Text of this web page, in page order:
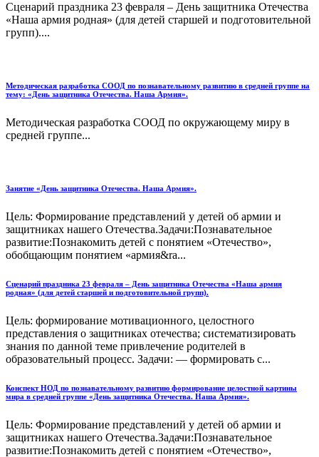
Сценарий праздника 23 февраля – День защитника Отечества
«Наша армия родная» (для детей старшей и подготовительной
групп)....
Методическая разработка СООД по познавательному развитию в средней группе на
тему: «День защитника Отечества. Наша Армия».
Методическая разработка СООД по окружающему миру в
средней группе...
Занятие «День защитника Отечества. Наша Армия».
Цель: Формирование представлений у детей об армии и
защитниках нашего Отечества.Задачи:Познавательное
развитие:Познакомить детей с понятием «Отечество»,
обобщающим понятием «армия&ra...
Сценарий праздника 23 февраля – День защитника Отечества «Наша армия
родная» (для детей старшей и подготовительной групп).
Цель: формирование мотивационного, целостного
представления о защитниках отечества; систематизировать
знания по данной теме привлечение родителей в
образовательный процесс. Задачи: — формировать с...
Конспект НОД по познавательному развитию формирование целостной картины
мира в средней группе «День защитника Отечества. Наша Армия».
Цель: Формирование представлений у детей об армии и
защитниках нашего Отечества.Задачи:Познавательное
развитие:Познакомить детей с понятием «Отечество»,